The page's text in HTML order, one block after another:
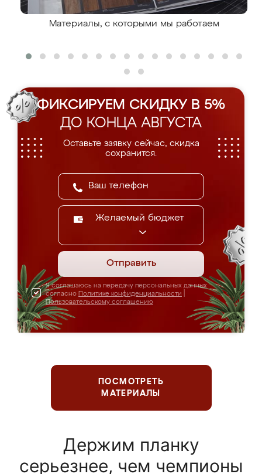
Материалы, с которыми мы работаем
ФИКСИРУЕМ СКИДКУ В 5%
ДО КОНЦА АВГУСТА
Оставьте заявку сейчас, скидка
сохранится.
Желаемый бюджет
Отправить
Я соглашаюсь на передачу персональных данных
согласно Политике конфиденциальности
Пользовательскому соглашению
ПОСМОТРЕТЬ
МАТЕРИАЛЫ
Держим планку
серьезнее, чем чемпионы